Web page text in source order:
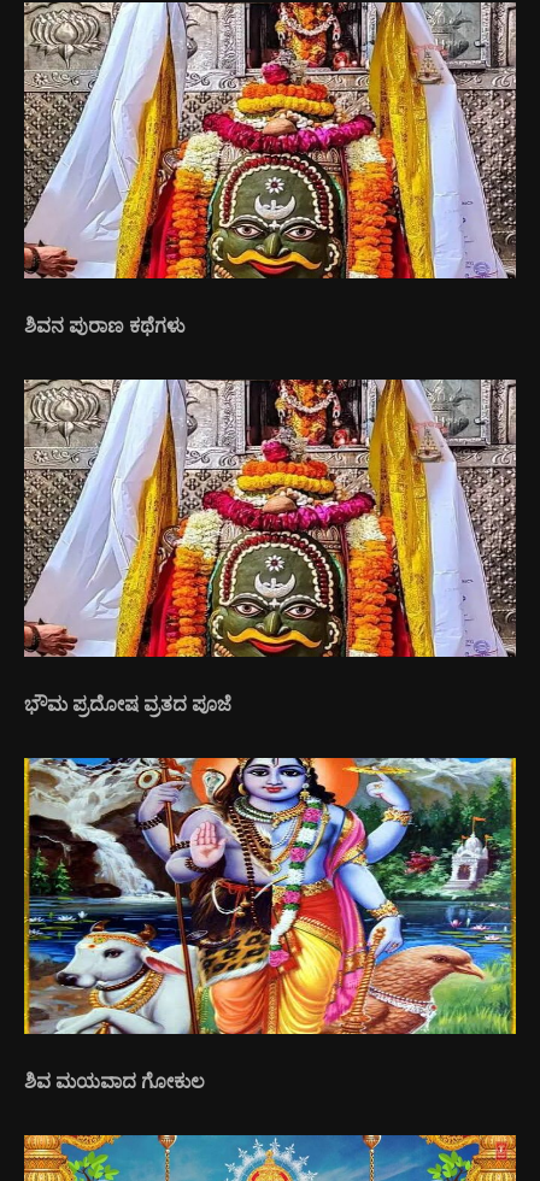
ಶಿವನ ಪುರಾಣ ಕಥೆಗಳು
ಭೌಮ ಪ್ರದೋಷ ವ್ರತದ ಪೂಜೆ
ಶಿವ ಮಯವಾದ ಗೋಕುಲ